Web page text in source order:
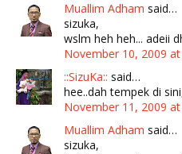
Muallim Adham said…
sizuka,
wslm heh heh... adeii
November 10, 2009 at
::SizuKa:: said…
hee..dah tempek di
November 11, 2009 at
Muallim Adham said…
sizuka,